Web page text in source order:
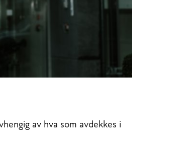
av hva som avdekkes i